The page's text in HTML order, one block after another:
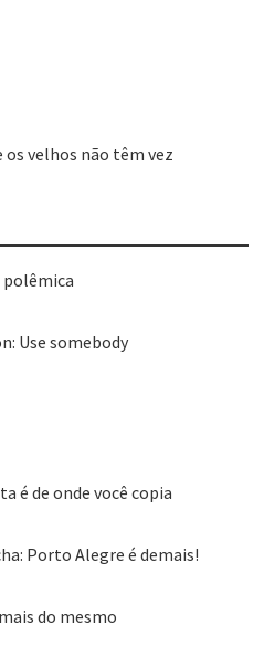
velhos não têm vez
Use somebody
é de onde você copia
Porto Alegre é demais!
do mesmo